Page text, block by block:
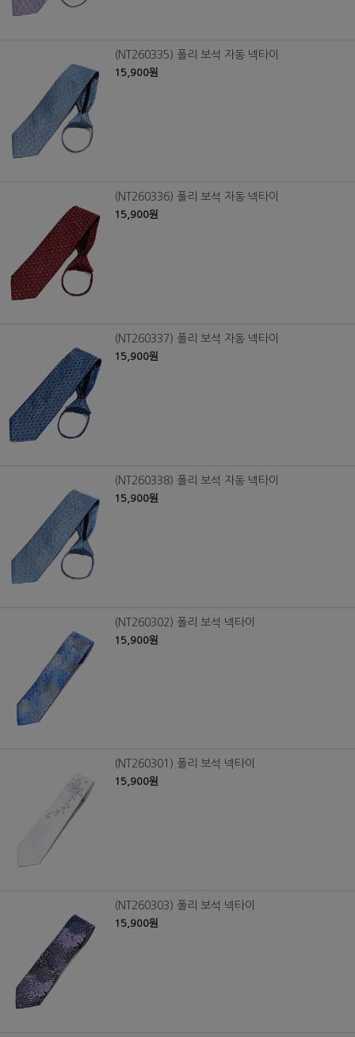
(NT260335) 폴리 보석 자동 넥타이
15,900원
(NT260336) 폴리 보석 자동 넥타이
15,900원
(NT260337) 폴리 보석 자동 넥타이
15,900원
(NT260338) 폴리 보석 자동 넥타이
15,900원
(NT260302) 폴리 보석 넥타이
15,900원
(NT260301) 폴리 보석 넥타이
15,900원
(NT260303) 폴리 보석 넥타이
15,900원